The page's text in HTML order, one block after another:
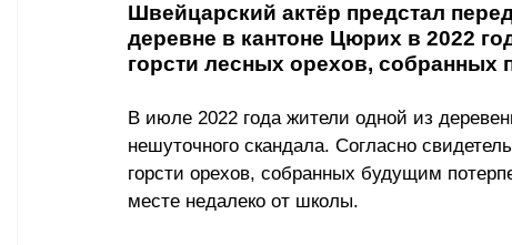
Швейцарский актёр предстал
деревне в кантоне Цюрих в 2022
горсти лесных орехов, собранных
В июле 2022 года жители одной из
нешуточного скандала. Согласно
горсти орехов, собранных будущим
месте недалеко от школы.